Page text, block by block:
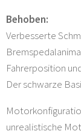
Behoben:
Verbesserte
Fahrerposition
Der schwarze
unrealistische